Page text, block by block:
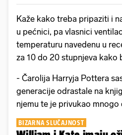
Kaže kako treba pripaziti i
u pećnici, pa vlasnici
temperaturu navedenu u
za 10 do 20 stupnjeva kako
- Čarolija Harryja Pottera
generacije odrastale na
njemu te je privukao
BIZARNA SLUČAJNOST